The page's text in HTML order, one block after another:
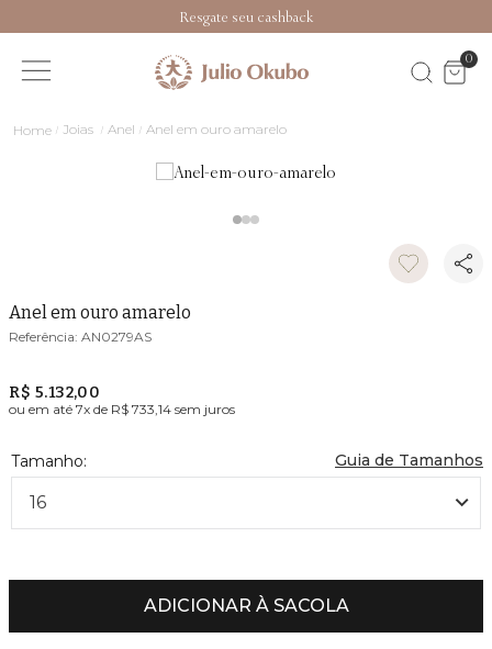
Resgate seu cashback
0
Joias Anel Anel em ouro amarelo
Anel em ouro amarelo
AN0279AS
R$ 5.132,00
ou em até 7x de R$ 733,14 sem juros
Guia de Tamanhos
16
ADICIONAR À SACOLA